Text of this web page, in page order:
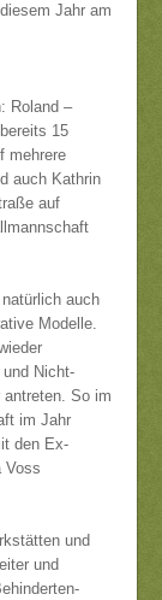
Jahr am
Roland –
15
mehrere
auch Kathrin
auf
auch
Modelle.
Nicht-
antreten. So im
im Jahr
den Ex-
Voss
und
und